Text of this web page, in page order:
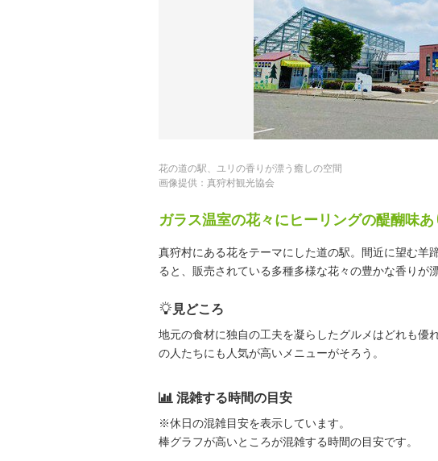
花の道の駅、ユリの香りが漂う癒しの空間
画像提供：真狩村観光協会
ガラス温室の花々にヒーリングの醍醐味あ
真狩村にある花をテーマにした道の駅。間近に望む羊
ると、販売されている多種多様な花々の豊かな香りが漂
見どころ
地元の食材に独自の工夫を凝らしたグルメはどれも優
の人たちにも人気が高いメニューがそろう。
混雑する時間の目安
※休日の混雑目安を表示しています。
棒グラフが高いところが混雑する時間の目安です。